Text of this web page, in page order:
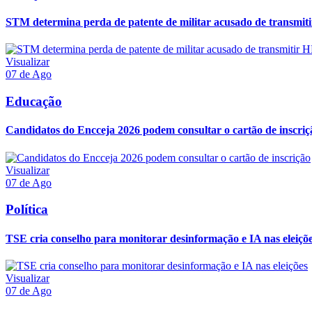
STM determina perda de patente de militar acusado de
Visualizar
07 de Ago
Educação
Candidatos do Encceja 2026 podem consultar o cartão de
Visualizar
07 de Ago
Política
TSE cria conselho para monitorar desinformação e IA nas
Visualizar
07 de Ago